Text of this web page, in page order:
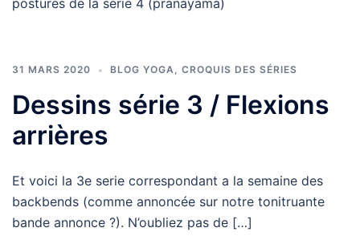
postures de la serie 4 (pranayama)
31 MARS 2020 BLOG YOGA, CROQUIS DES SÉRIES
Dessins série 3 / Flexions
arrières
Et voici la 3e serie correspondant a la semaine des
backbends (comme annoncée sur notre tonitruante
bande annonce ?). N’oubliez pas de […]